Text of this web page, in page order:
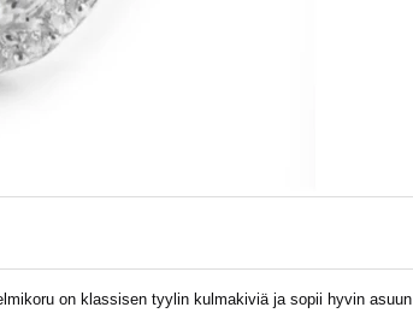
on klassisen tyylin kulmakiviä ja sopii hyvin asuun